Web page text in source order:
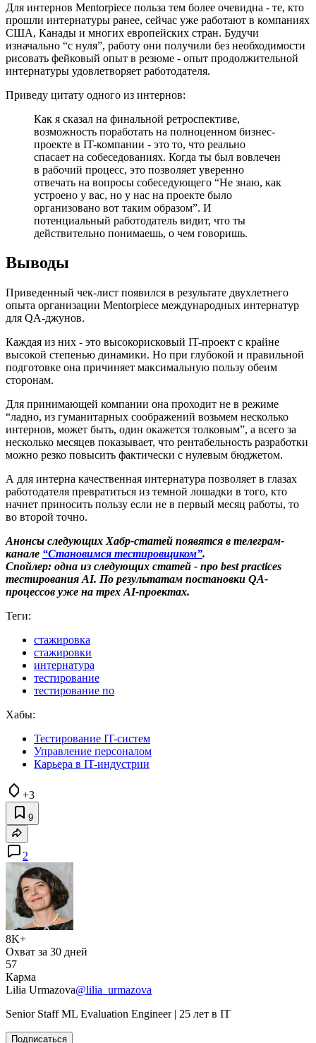
Для интернов Mentorpiece польза тем более очевидна - те, кто
прошли интернатуры ранее, сейчас уже работают в компаниях
США, Канады и многих европейских стран. Будучи
изначально “с нуля”, работу они получили без необходимости
рисовать фейковый опыт в резюме - опыт продолжительной
интернатуры удовлетворяет работодателя.
Приведу цитату одного из интернов:
Как я сказал на финальной ретроспективе,
возможность поработать на полноценном бизнес-
проекте в IT-компании - это то, что реально
спасает на собеседованиях. Когда ты был вовлечен
в рабочий процесс, это позволяет уверенно
отвечать на вопросы собеседующего “Не знаю, как
устроено у вас, но у нас на проекте было
организовано вот таким образом”. И
потенциальный работодатель видит, что ты
действительно понимаешь, о чем говоришь.
Выводы
Приведенный чек-лист появился в результате двухлетнего
опыта организации Mentorpiece международных интернатур
для QA-джунов.
Каждая из них - это высокорисковый IT-проект с крайне
высокой степенью динамики. Но при глубокой и правильной
подготовке она причиняет максимальную пользу обеим
сторонам.
Для принимающей компании она проходит не в режиме
“ладно, из гуманитарных соображений возьмем несколько
интернов, может быть, один окажется толковым”, а всего за
несколько месяцев показывает, что рентабельность разработки
можно резко повысить фактически с нулевым бюджетом.
А для интерна качественная интернатура позволяет в глазах
работодателя превратиться из темной лошадки в того, кто
начнет приносить пользу если не в первый месяц работы, то
во второй точно.
Анонсы следующих Хабр-статей появятся в телеграм-
канале “Становимся тестировщиком”.
Спойлер: одна из следующих статей - про best practices
тестирования AI. По результатам постановки QA-
процессов уже на трех AI-проектах.
Теги:
стажировка
стажировки
интернатура
тестирование
тестирование по
Хабы:
Тестирование IT-систем
Управление персоналом
Карьера в IT-индустрии
+3
9
2
8K+
Охват за 30 дней
57
Карма
Lilia Urmazova@lilia_urmazova
Senior Staff ML Evaluation Engineer | 25 лет в IT
Подписаться